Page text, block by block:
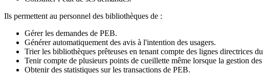
Ils permettent au personnel des bibliothèques de :
Gérer les demandes de PEB.
Générer automatiquement des avis à l'intention des usagers.
Trier les bibliothèques prêteuses en tenant compte des lignes directrices du
Tenir compte de plusieurs points de cueillette même lorsque la gestion
Obtenir des statistiques sur les transactions de PEB.